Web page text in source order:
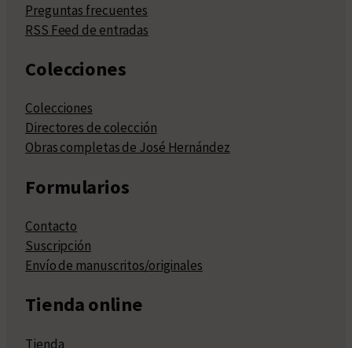
Preguntas frecuentes
RSS Feed de entradas
Colecciones
Colecciones
Directores de colección
Obras completas de José Hernández
Formularios
Contacto
Suscripción
Envío de manuscritos/originales
Tienda online
Tienda